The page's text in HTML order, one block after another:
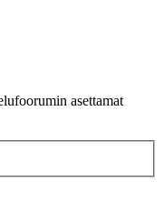
asettamat